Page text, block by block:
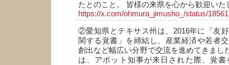
たとのこと。 皆様の来県を心から歓迎いた
https://x.com/ohmura_jimusho_/status/
②愛知県とテキサス州は、2016年に「友
関する覚書」を締結し、産業経済や若者
創出など幅広い分野で交流を進めてきまし
は、アボット知事が来日された際、覚